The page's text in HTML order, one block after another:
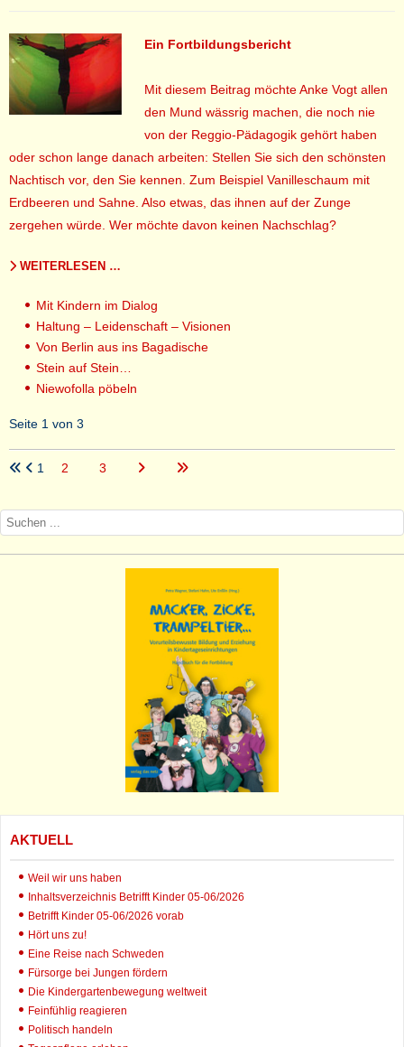
Ein Fortbildungsbericht
Mit diesem Beitrag möchte Anke Vogt allen
den Mund wässrig machen, die noch nie
von der Reggio-Pädagogik gehört haben
oder schon lange danach arbeiten: Stellen Sie sich den schönsten
Nachtisch vor, den Sie kennen. Zum Beispiel Vanilleschaum mit
Erdbeeren und Sahne. Also etwas, das ihnen auf der Zunge
zergehen würde. Wer möchte davon keinen Nachschlag?
WEITERLESEN …
Mit Kindern im Dialog
Haltung – Leidenschaft – Visionen
Von Berlin aus ins Bagadische
Stein auf Stein…
Niewofolla pöbeln
Seite 1 von 3
1 2 3
AKTUELL
Weil wir uns haben
Inhaltsverzeichnis Betrifft Kinder 05-06/2026
Betrifft Kinder 05-06/2026 vorab
Hört uns zu!
Eine Reise nach Schweden
Fürsorge bei Jungen fördern
Die Kindergartenbewegung weltweit
Feinfühlig reagieren
Politisch handeln